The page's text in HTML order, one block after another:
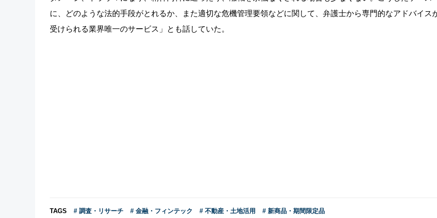
に、どのような法的手段がとれるか、また適切な危機管理要領などに関して、弁護士から専門的なアドバイス
受けられる業界唯一のサービス」とも話していた。
TAGS # 調査・リサーチ # 金融・フィンテック # 不動産・土地活用 # 新商品・期間限定品